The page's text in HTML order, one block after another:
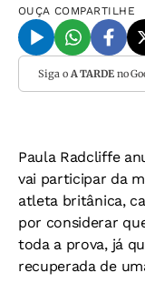
OUÇA COMPARTILHE
Siga o A TARDEno
Paula Radcliffe
vai participar da
atleta britânica,
por considerar
toda a prova, já
recuperada de